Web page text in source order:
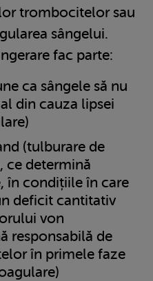
trombocitelor sau
sângelui.
fac parte:
ca sângele să nu
din cauza lipsei
(tulburare de
ce determină
în condițiile în care
deficit cantitativ
von
responsabilă de
în primele faze